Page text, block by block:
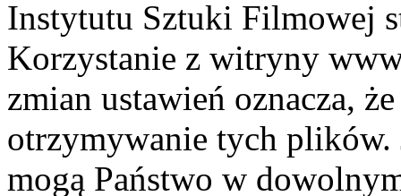
Instytutu Sztuki Filmowej
Korzystanie z witryny
zmian ustawień oznacza,
otrzymywanie tych plików.
mogą Państwo w